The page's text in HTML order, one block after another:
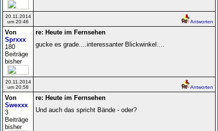
20.11.2014
um 20:46
Antworten
Von
Sprxxx
180
Beiträge
bisher
re: Heute im Fernsehen
gucke es grade....interessanter Blickwinkel....
20.11.2014
um 20:58
Antworten
Von
Swexxx
3
Beiträge
bisher
re: Heute im Fernsehen
Und auch das spricht Bände - oder?